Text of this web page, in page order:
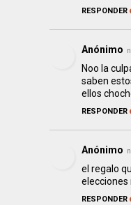
RESPONDER
Anónimo
Noo la
saben
ellos
RESPONDER
Anónimo
el regalo
elecciones
RESPONDER